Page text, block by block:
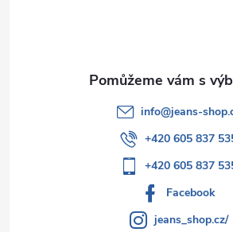
info@jeans-
+420 605 837
+420 605 837
Facebook
jeans_shop.cz/